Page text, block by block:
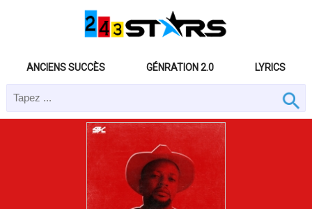
ANCIENS SUCCÈS GÉNRATION 2.0 LYRICS